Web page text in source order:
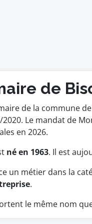
de
de la commune
Le mandat de
en 2026.
né en 1963. Il est
un métier dans la
.
le même nom